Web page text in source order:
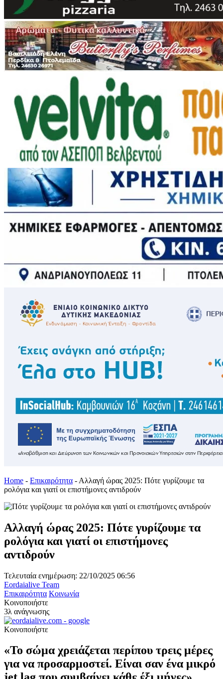
Home - Επικαιρότητα - Αλλαγή ώρας 2025: Πότε γυρίζουμε τα
ρολόγια και γιατί οι επιστήμονες αντιδρούν
Αλλαγή ώρας 2025: Πότε γυρίζουμε τα
ρολόγια και γιατί οι επιστήμονες
αντιδρούν
Τελευταία ενημέρωση: 22/10/2025 06:56
Eordaialive Team
Επικαιρότητα Κοινωνία
Κοινοποιήστε
3λ ανάγνωσης
Κοινοποιήστε
«Το σώμα χρειάζεται περίπου τρεις μέρες
για να προσαρμοστεί. Είναι σαν ένα μικρό